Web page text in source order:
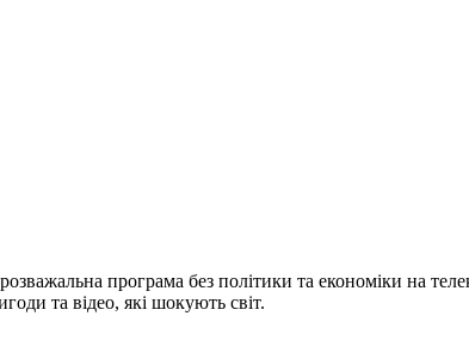
програма без політики та економіки на
та відео, які шокують світ.